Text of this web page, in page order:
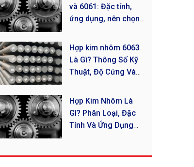
và 6061: Đặc tính,
ứng dụng, nên chọn
Hợp kim nhôm 6063
Là Gì? Thông Số Kỹ
Thuật, Độ Cứng Và
Hợp Kim Nhôm Là
Gì? Phân Loại, Đặc
Tính Và Ứng Dụng